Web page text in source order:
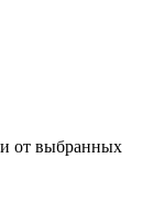
от выбранных